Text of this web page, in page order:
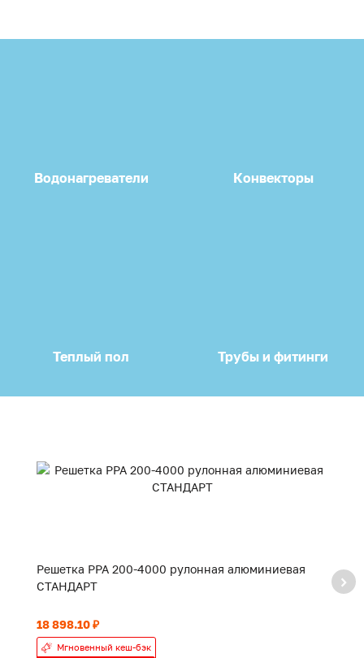
Водонагреватели Конвекторы
Теплый пол Трубы и фитинги
Решетка PPA 200-4000 рулонная алюминиевая
СТАНДАРТ
18 898.10 ₽
Мгновенный кеш-бэк